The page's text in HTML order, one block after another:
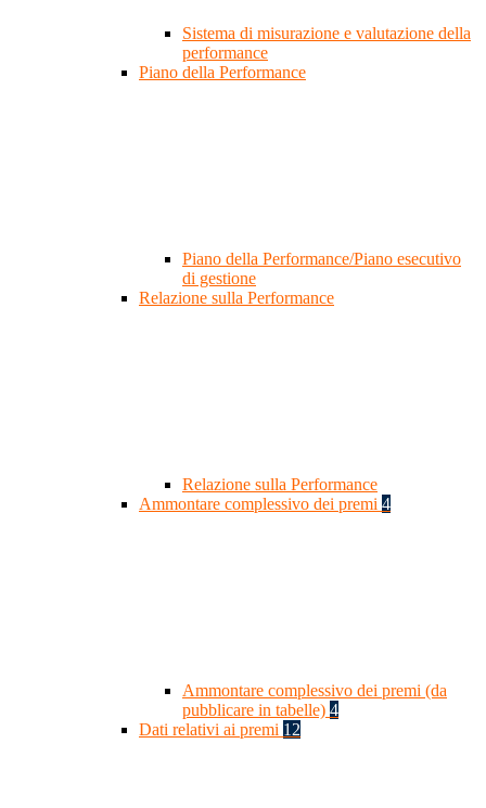
Sistema di misurazione e valutazione della
performance
Piano della Performance
Piano della Performance/Piano esecutivo
di gestione
Relazione sulla Performance
Relazione sulla Performance
Ammontare complessivo dei premi 4
Ammontare complessivo dei premi (da
pubblicare in tabelle) 4
Dati relativi ai premi 12